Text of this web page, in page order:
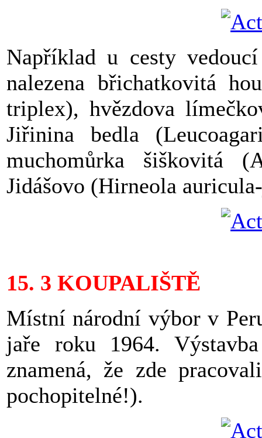
Například u cesty
nalezena břichatkovitá
triplex), hvězdova
Jiřinina bedla
muchomůrka šiškovitá
Jidášovo
15. 3 KOUPALIŠTĚ
Místní národní výbor v
jaře roku 1964.
znamená, že zde
pochopitelné!).